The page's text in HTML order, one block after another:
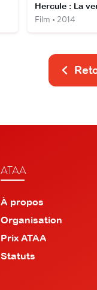
Film • 2014
ATAA
À propos
Organisation
Prix ATAA
Statuts